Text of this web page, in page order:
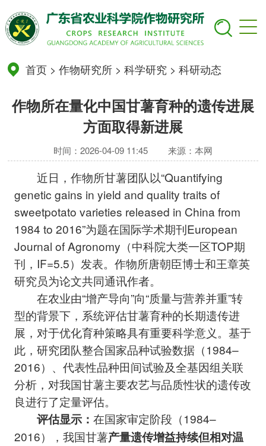
首页 >作物研究所 >科学研究 >科研动态
作物所在量化中国甘薯育种的遗传进展
方面取得新进展
时间：2026-04-09 11:45 来源：本网
近日，作物所甘薯团队以“Quantifying
genetic gains in yield and quality traits of
sweetpotato varieties released in China from
1984 to 2016”为题在国际学术期刊European
Journal of Agronomy（中科院大类一区TOP期
刊，IF=5.5）发表。作物所唐朝臣博士和王章英
研究员为论文共同通讯作者。
在农业由“增产导向”向“质量与营养并重”转
型的背景下，系统评估甘薯育种的长期遗传进
展，对于优化育种策略具有重要科学意义。基于
此，研究团队整合国家品种试验数据（1984–
2016）、代表性品种田间试验及全基因组关联
分析，对我国甘薯主要农艺与品质性状的遗传改
良进行了定量评估。
评估显示 ：在国家审定阶段（1984–
2016），我国甘薯产量遗传增益持续但相对温